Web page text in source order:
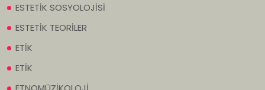
ESTETİK SOSYOLOJİSİ
ESTETİK TEORİLER
ETİK
ETİK